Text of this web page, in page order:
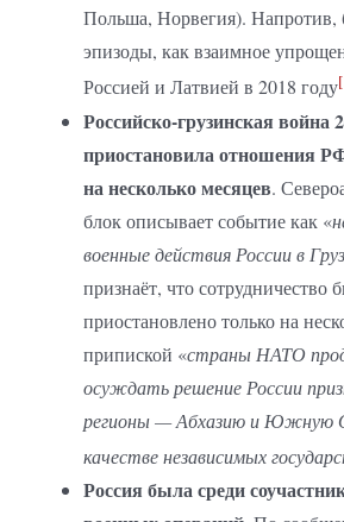
Польша, Норвегия). Напротив,
эпизоды, как взаимное
Россией и Латвией в 2018 году
Российско-грузинская война
приостановила отношения
на несколько месяцев.
блок описывает событие как «
военные действия России в
признаёт, что сотрудничество
приостановлено только на
припиской «страны НАТО
осуждать решение России
регионы — Абхазию и Южную
качестве независимых
Россия была среди